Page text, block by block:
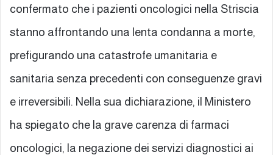
confermato che i pazienti oncologici nella Striscia
stanno affrontando una lenta condanna a morte,
prefigurando una catastrofe umanitaria e
sanitaria senza precedenti con conseguenze gravi
e irreversibili. Nella sua dichiarazione, il Ministero
ha spiegato che la grave carenza di farmaci
oncologici, la negazione dei servizi diagnostici ai